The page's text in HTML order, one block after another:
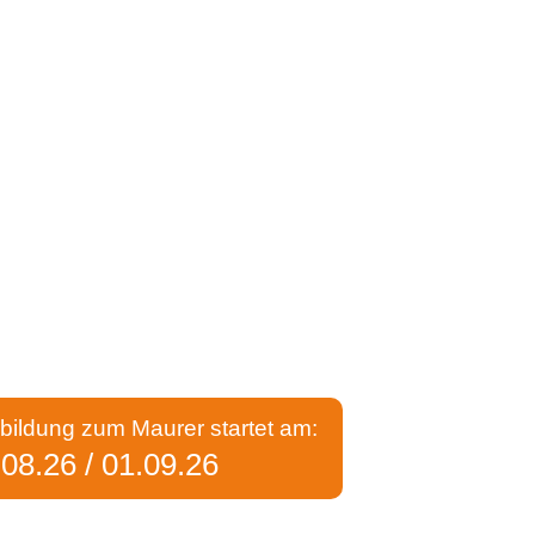
zum Maurer startet am:
/ 01.09.26